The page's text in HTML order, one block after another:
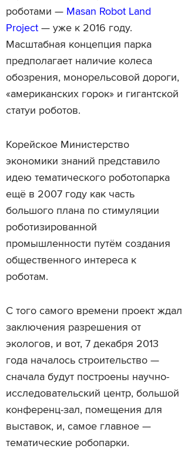
роботами — Masan Robot Land
Project — уже к 2016 году.
Масштабная концепция парка
предполагает наличие колеса
обозрения, монорельсовой дороги,
«американских горок» и гигантской
статуи роботов.
Корейское Министерство
экономики знаний представило
идею тематического роботопарка
ещё в 2007 году как часть
большого плана по стимуляции
роботизированной
промышленности путём создания
общественного интереса к
роботам.
С того самого времени проект ждал
заключения разрешения от
экологов, и вот, 7 декабря 2013
года началось строительство —
сначала будут построены научно-
исследовательский центр, большой
конференц-зал, помещения для
выставок, и, самое главное —
тематические робопарки.